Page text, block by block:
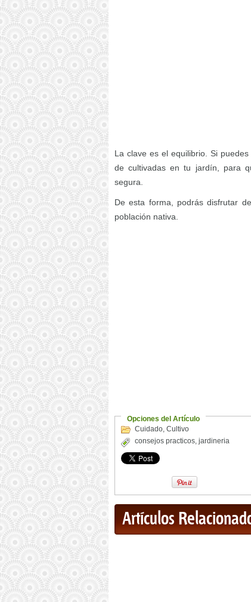
La clave es el equilibrio. Si
de cultivadas en tu jardín, para
segura.
De esta forma, podrás disfrutar
población nativa.
Opciones del Artículo
Cuidado, Cultivo
consejos practicos, jardineria
Artículos